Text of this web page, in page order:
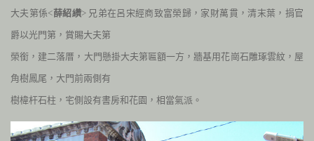
大夫第係<薛紹纘> 兄弟在呂宋經商致富榮歸，家財萬貫，清末葉，捐官
爵以光門第，賞賜大夫第
榮銜，建二落厝，大門懸掛大夫第匾額一方，牆基用花崗石雕琢雲紋，屋
角樹鳳尾，大門前兩側有
樹椲杆石柱，宅側設有書房和花園，相當氣派。